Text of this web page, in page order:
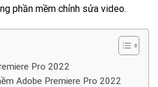
phần mềm chỉnh sửa video.
Pro 2022
Adobe Premiere Pro 2022